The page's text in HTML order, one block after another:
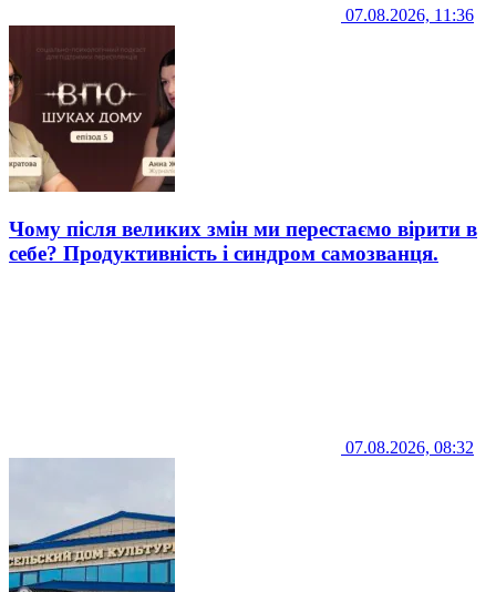
07.08.2026, 11:36
Чому після великих змін ми перестаємо вірити в
себе? Продуктивність і синдром самозванця.
07.08.2026, 08:32